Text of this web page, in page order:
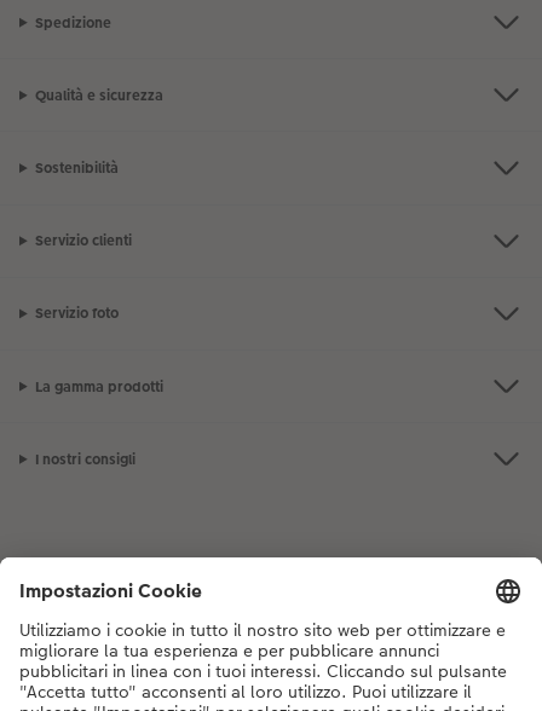
Spedizione
Qualità e sicurezza
Sostenibilità
Servizio clienti
Servizio foto
La gamma prodotti
I nostri consigli
Se hai domande sui prodotti o sull'ordine, non esitare a contattarci dal
lunedì alla domenica dalle 9:00 alle 20:00 (esclusi i giorni festivi) al
numero di telefono044 499 10 35 dal lunedì alla domenica, dalle 9:00 alle